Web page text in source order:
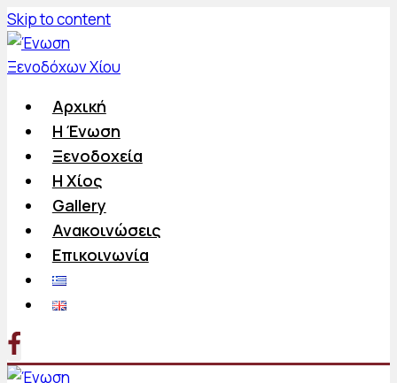
Skip to content
Αρχική
Η Ένωση
Ξενοδοχεία
Η Χίος
Gallery
Ανακοινώσεις
Επικοινωνία